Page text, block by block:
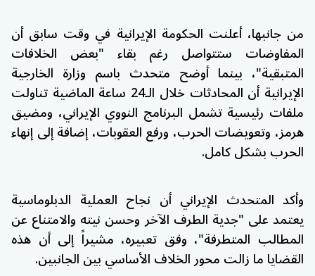
من جانبها، أعلنت الحكومة الإيرانية في وقت سابق أن
المفاوضات ستتواصل رغم بقاء "بعض الخلافات
المتبقية"، بينما أوضح متحدث باسم وزارة الخارجية
الإيرانية أن المحادثات خلال الـ24 ساعة الماضية تناولت
ملفات رئيسية تشمل البرنامج النووي الإيراني، ومضيق
هرمز، وتعويضات الحرب، ورفع العقوبات، إضافة إلى إنهاء
الحرب بشكل كامل.
وأكد المتحدث الإيراني أن نجاح العملية الدبلوماسية
يعتمد على "جدية الطرف الآخر وحسن نيته والامتناع عن
المطالب المتطرفة"، وفق تعبيره، مشيراً إلى أن هذه
القضايا ما زالت محور الخلاف الأساسي بين الجانبين.